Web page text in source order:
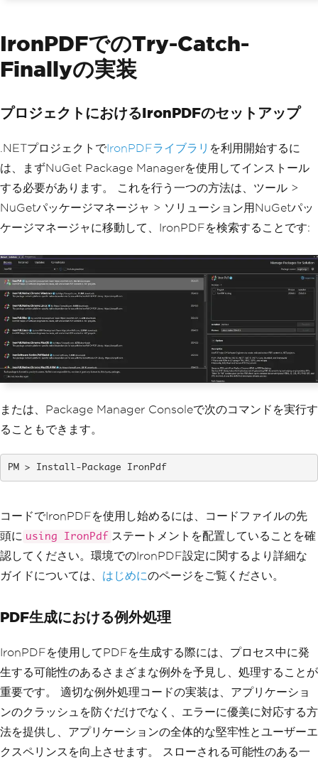
IronPDFでのTry-Catch-
Finallyの実装
プロジェクトにおけるIronPDFのセットアップ
.NETプロジェクトでIronPDFライブラリ を利用開始するに
は、まずNuGet Package Managerを使用してインストール
する必要があります。 これを行う一つの方法は、ツール >
NuGetパッケージマネージャ > ソリューション用NuGetパッ
ケージマネージャに移動して、IronPDFを検索することです:
または、Package Manager Consoleで次のコマンドを実行す
ることもできます。
Install-Package IronPdf
コードでIronPDFを使用し始めるには、コードファイルの先
頭に using IronPdf ステートメントを配置していることを確
認してください。環境でのIronPDF設定に関するより詳細な
ガイドについては、 はじめにのページをご覧ください。
PDF生成における例外処理
IronPDFを使用してPDFを生成する際には、プロセス中に発
生する可能性のあるさまざまな例外を予見し、処理することが
重要です。 適切な例外処理コードの実装は、アプリケーショ
ンのクラッシュを防ぐだけでなく、エラーに優美に対応する方
法を提供し、アプリケーションの全体的な堅牢性とユーザーエ
クスペリンスを向上させます。 スローされる可能性のある一